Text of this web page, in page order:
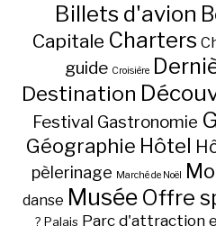
Billets d'avion
Capitale Charters
guide Croisière
Destination
Festival Gastronomie
Géographie Hôtel
pèlerinage Marché de Noël
danse Musée Offre
? Palais Parc d'attraction